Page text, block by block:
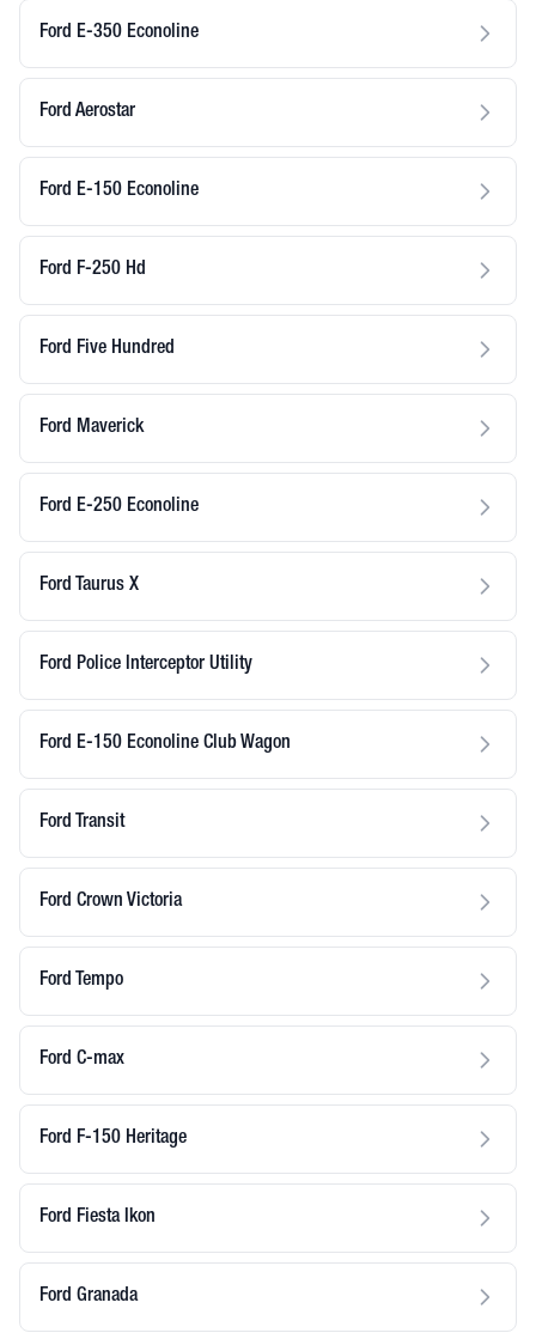
Ford E-350 Econoline
Ford Aerostar
Ford E-150 Econoline
Ford F-250 Hd
Ford Five Hundred
Ford Maverick
Ford E-250 Econoline
Ford Taurus X
Ford Police Interceptor Utility
Ford E-150 Econoline Club Wagon
Ford Transit
Ford Crown Victoria
Ford Tempo
Ford C-max
Ford F-150 Heritage
Ford Fiesta Ikon
Ford Granada